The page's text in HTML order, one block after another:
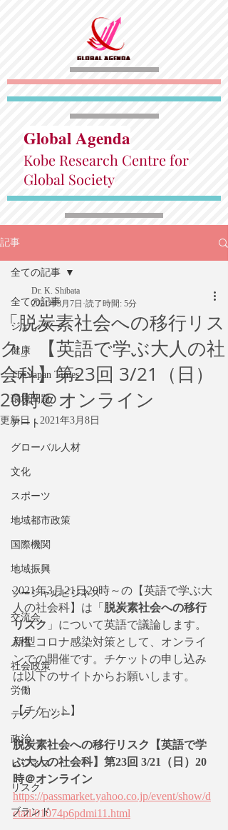
Global Agenda
Kobe Research Centre for
Global Society
記事
全ての記事
ジェンダー
健康
The Japan Times
環境問題
アート
グローバル人材
文化
スポーツ
地域都市政策
国際機関
地域振興
ソーシャルビジネス
交流会
人権
社会政策
労働
テクノロジー
政治
ビジネス
リスク
ブランド
全ての記事
「脱炭素社会への移行リス
ク」【英語で学ぶ大人の社
会科】第23回 3/21（日）
20時＠オンライン
Dr. K. Shibata
2021年3月7日 読了時間: 5分
更新日： 2021年3月8日
2021年3月21日20時～の【英語で学ぶ大
人の社会科】は「 脱炭素社会への移行
リスク 」について英語で議論します。
新型コロナ感染対策として、オンライ
ンでの開催です。チケットの申し込み
は以下のサイトからお願いします。
【チケット】
脱炭素社会への移行リスク【英語で学
ぶ大人の社会科】第23回 3/21（日）20
時＠オンライン
https://passmarket.yahoo.co.jp/event/show/d
etail/01074p6pdmi11.html